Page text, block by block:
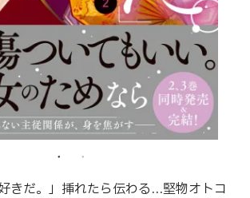
きだ。」挿れたら伝わる…堅物オトコ